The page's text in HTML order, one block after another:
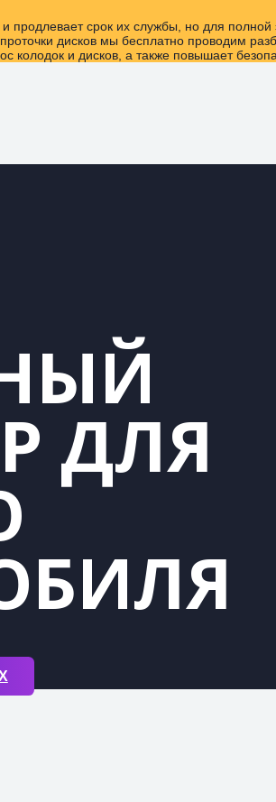
продлевает срок их службы, но для
дисков мы бесплатно проводим
колодок и дисков, а также повышает
ДЛЯ